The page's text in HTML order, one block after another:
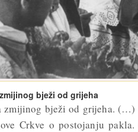
bježi od grijeha
zmijinog bježi od grijeha. (…)
Crkve o postojanju